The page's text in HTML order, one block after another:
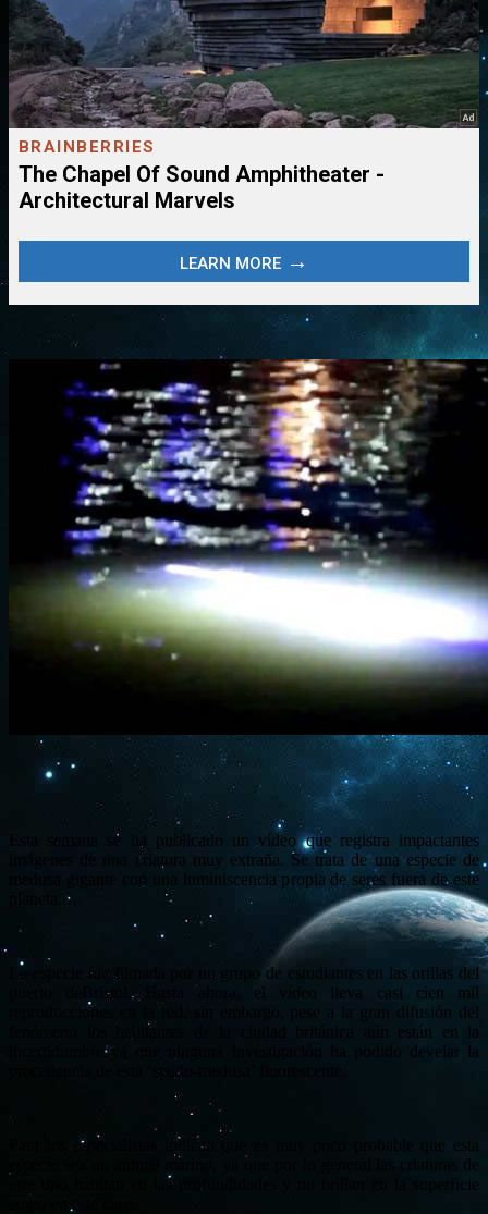
Esta semana se ha publicado un vídeo que registra impactantes
imágenes de una criatura muy extraña. Se trata de una especie de
medusa gigante con una luminiscencia propia de seres fuera de este
planeta.
La especie fue filmada por un grupo de estudiantes en las orillas del
puerto deBristol. Hasta ahora, el vídeo lleva casi cien mil
reproducciones en la red, sin embargo, pese a la gran difusión del
fenómeno los habitantes de la ciudad británica aún están en la
incertidumbre ya que ninguna investigación ha podido develar la
procedencia de esta ‘seudo-medusa’ fluorescente.
Para los especialistas indican que es muy poco probable que esta
especie sea un animal marino, ya que por lo general las criaturas de
este tipo habitan en las profundidades y no brillan en la superficie
como en este caso.